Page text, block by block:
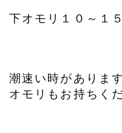
下オモリ１０～１
潮速い時がありま
オモリもお持ちく